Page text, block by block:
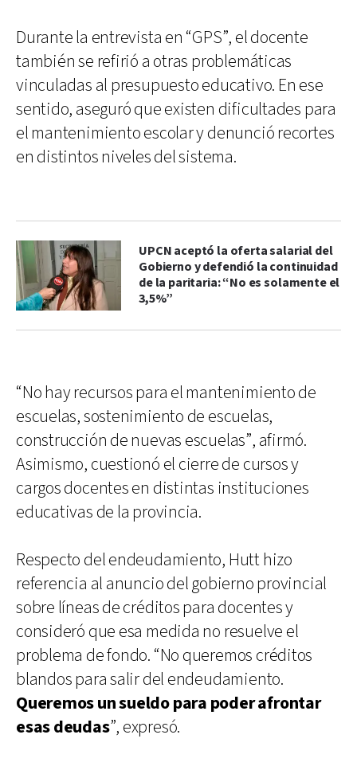
Durante la entrevista en “GPS”, el docente
también se refirió a otras problemáticas
vinculadas al presupuesto educativo. En ese
sentido, aseguró que existen dificultades para
el mantenimiento escolar y denunció recortes
en distintos niveles del sistema.
UPCN aceptó la oferta salarial del
Gobierno y defendió la continuidad
de la paritaria: “No es solamente el
3,5%”
“No hay recursos para el mantenimiento de
escuelas, sostenimiento de escuelas,
construcción de nuevas escuelas”, afirmó.
Asimismo, cuestionó el cierre de cursos y
cargos docentes en distintas instituciones
educativas de la provincia.
Respecto del endeudamiento, Hutt hizo
referencia al anuncio del gobierno provincial
sobre líneas de créditos para docentes y
consideró que esa medida no resuelve el
problema de fondo. “No queremos créditos
blandos para salir del endeudamiento.
Queremos un sueldo para poder afrontar
esas deudas”, expresó.